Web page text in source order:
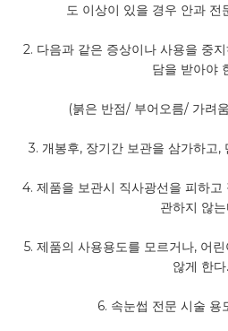
도 이상이 있을 경우 안과 전
2. 다음과 같은 증상이나 사용을 중
담을 받아야
(붉은 반점/ 부어오름/ 가려
3. 개봉후, 장기간 보관을 삼가하고,
4. 제품을 보관시 직사광선을 피하
관하지 않
5. 제품의 사용용도를 모르거나, 어린
않게 한다.
6. 속눈썹 전문 시술 용